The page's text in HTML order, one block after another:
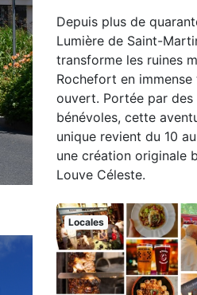
Depuis plus de
Lumière de Saint-
transforme les ruines
Rochefort en
ouvert. Portée par des
bénévoles, cette
unique revient du 10
une création originale
Louve Céleste.
Locales